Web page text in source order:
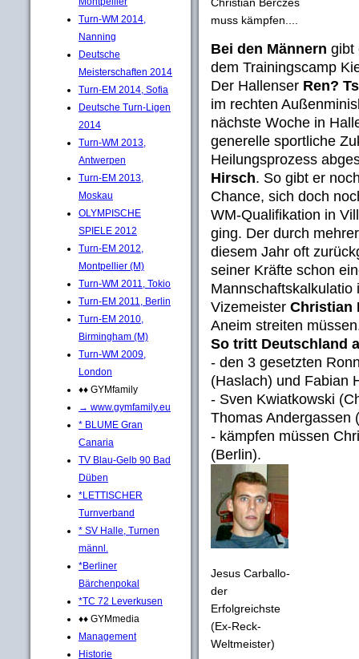
Turn-WM 2014,
Nanning
Deutsche
Meisterschaften 2014
Turn-EM 2014, Sofia
Deutsche Turn-Ligen
2014
Turn-WM 2013,
Antwerpen
Turn-EM 2013,
Moskau
OLYMPISCHE
SPIELE 2012
Turn-EM 2012,
Montpellier (M)
Turn-WM 2011, Tokio
Turn-EM 2011, Berlin
Turn-EM 2010,
Birmingham (M)
Turn-WM 2009,
London
♦♦ GYMfamily
→ www.gymfamily.eu
* BLUME Gran
Canaria
TV Blau-Gelb 90 Bad
Düben
*LETTISCHER
Turnverband
* SV Halle, Turnen
männl.
*Berliner
Bärchenpokal
*TC 72 Leverkusen
♦♦ GYMmedia
Management
Historie
muss kämpfen....
Bei den Männern gibt
dem Trainingscamp
Der Hallenser Ren?
im rechten
nächste Woche in
generelle sportliche
Heilungsprozess
Hirsch. So gibt er
Chance, sich doch
WM-Qualifikation in
ging. Der durch
diesem Jahr oft
seiner Kräfte schon
Mannschaftskalkulatio
Vizemeister Christian
Aneim streiten
So tritt Deutschland
- den 3 gesetzten
(Haslach) und Fabian
- Sven Kwiatkowski
Thomas Andergassen
- kämpfen müssen
(Berlin).
Jesus Carballo-
der
Erfolgreichste
(Ex-Reck-
Weltmeister)